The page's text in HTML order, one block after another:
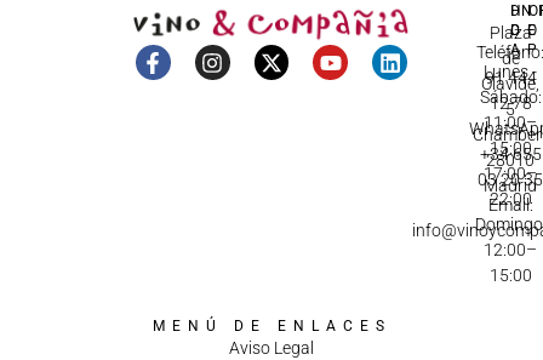
Plaza
de
Olavide,
5
28010
Madrid
DE
Lunes -
Sábado:
11:00–
15:00
17:00–
22:00
12:00–
15:00
91 444
12 78
+34 655
03 20 35
Email:
MENÚ DE ENLACES
Aviso Legal